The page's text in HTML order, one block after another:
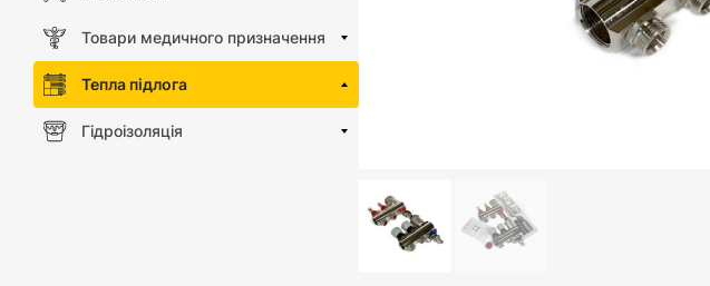
Товари медичного призначення
Тепла підлога
Гідроізоляція